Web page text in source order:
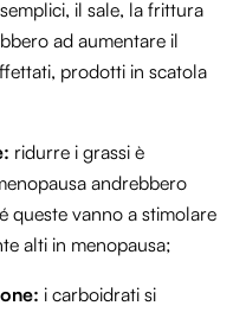
il sale, la frittura
ad aumentare il
prodotti in scatola
ridurre i grassi è
andrebbero
queste vanno a stimolare
alti in menopausa;
i carboidrati si